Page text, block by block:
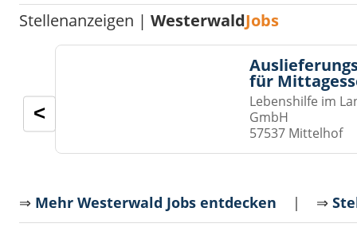
Stellenanzeigen |WesterwaldJobs
für
Lebenshilfe im
GmbH
57537 Mittelhof
<
⇒ Mehr Westerwald Jobs entdecken | ⇒